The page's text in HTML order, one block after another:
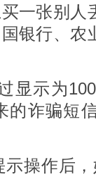
一张别人
银行、农
显示为
的诈骗短
操作后